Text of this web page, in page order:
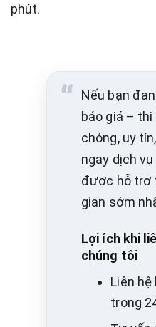
phút.
Nếu bạn
báo giá –
chóng, uy
ngay dịch
được hỗ trợ
gian sớm
Lợi ích khi
chúng tôi
Liên
trong